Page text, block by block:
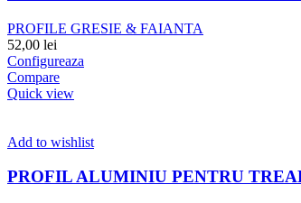
PROFILE GRESIE & FAIANTA
52,00 lei
Configureaza
Compare
Quick view
Add to wishlist
PROFIL ALUMINIU PENTRU